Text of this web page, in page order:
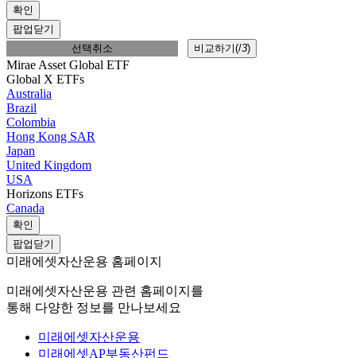
확인
팝업닫기
선택취소
비교하기(/3)
Mirae Asset Global ETF
Global X ETFs
Australia
Brazil
Colombia
Hong Kong SAR
Japan
United Kingdom
USA
Horizons ETFs
Canada
확인
팝업닫기
미래에셋자산운용 홈페이지
미래에셋자산운용 관련 홈페이지를
통해 다양한 정보를 만나보세요
미래에셋자산운용
미래에셋AP부동산펀드